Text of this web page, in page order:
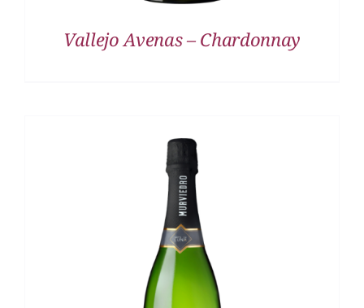
Vallejo Avenas – Chardonnay
DETALLES